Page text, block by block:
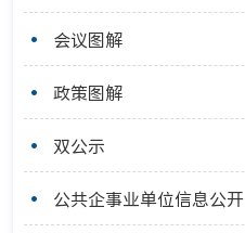
会议图解
政策图解
双公示
公共企事业单位信息公开